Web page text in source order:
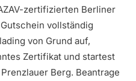
zertifizierten Berliner
vollständig
von Grund auf,
Zertifikat und startest
Berg. Beantrage